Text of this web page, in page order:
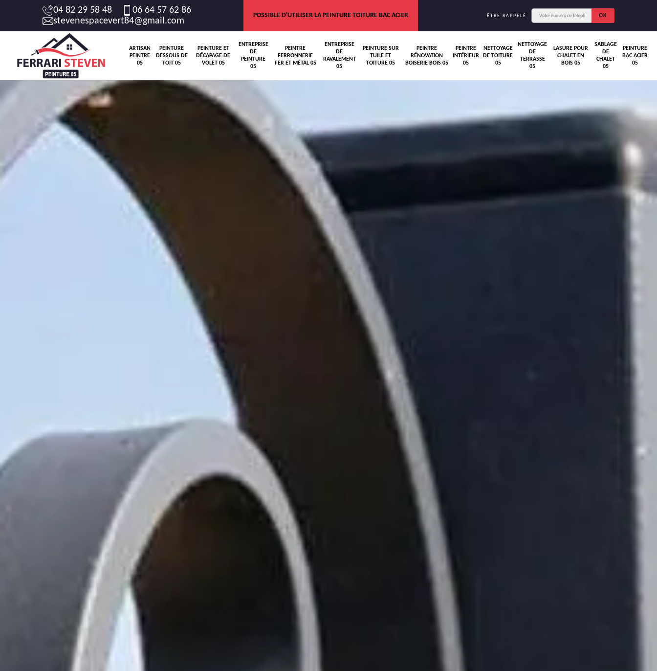
04 82 29 58 48
06 64 57 62 86
stevenespacevert84@gmail.com
POSSIBLE D'UTILISER LA PEINTURE TOITURE BAC ACIER ÊTRE RAPPELÉ
ARTISAN
PEINTRE
05
PEINTURE
DESSOUS DE
TOIT 05
PEINTURE ET
DÉCAPAGE DE
VOLET 05
ENTREPRISE
DE
PEINTURE
05
PEINTRE
FERRONNERIE
FER ET MÉTAL 05
ENTREPRISE
DE
RAVALEMENT
05
PEINTURE SUR
TUILE ET
TOITURE 05
PEINTRE
RÉNOVATION
BOISERIE BOIS 05
PEINTRE
INTÉRIEUR
05
NETTOYAGE
DE TOITURE
05
NETTOYAGE
DE
TERRASSE
05
LASURE POUR
CHALET EN
BOIS 05
SABLAGE
DE
CHALET
05
PEINTURE
BAC ACIER
05